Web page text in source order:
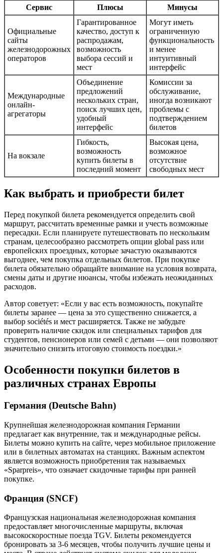
Сервис Плюсы Минусы
Официальные
сайты
железнодорожных
операторов
Гарантированное
качество, доступ к
распродажам,
возможность
выбора сессий и
мест
Могут иметь
ограниченную
функциональность
и менее
интуитивный
интерфейс
Международные
онлайн-
агрегаторы
Объединение
предложений
нескольких стран,
поиск лучших цен,
удобный
интерфейс
Комиссии за
обслуживание,
иногда возникают
проблемы с
подтверждением
билетов
На вокзале
Гибкость,
возможность
купить билеты в
последний момент
Высокая цена,
возможное
отсутствие
свободных мест
Как выбрать и приобрести билет
Перед покупкой билета рекомендуется определить свой
маршрут, рассчитать временные рамки и учесть возможные
пересадки. Если планируете путешествовать по нескольким
странам, целесообразно рассмотреть опции global pass или
европейских проездных, которые зачастую оказываются
выгоднее, чем покупка отдельных билетов. При покупке
билета обязательно обращайте внимание на условия возврата,
смены даты и другие нюансы, чтобы избежать неожиданных
расходов.
Автор советует: «Если у вас есть возможность, покупайте
билеты заранее — цена за это существенно снижается, а
выбор sociétés и мест расширяется. Также не забудьте
проверить наличие скидок или специальных тарифов для
студентов, пенсионеров или семей с детьми — они позволяют
значительно снизить итоговую стоимость поездки.»
Особенности покупки билетов в
различных странах Европы
Германия (Deutsche Bahn)
Крупнейшая железнодорожная компания Германии
предлагает как внутренние, так и международные рейсы.
Билеты можно купить на сайте, через мобильное приложение
или в билетных автоматах на станциях. Важным аспектом
является возможность приобретения так называемых
«Sparpreis», что означает скидочные тарифы при ранней
покупке.
Франция (SNCF)
Французская национальная железнодорожная компания
предоставляет многочисленные маршруты, включая
высокоскоростные поезда TGV. Билеты рекомендуется
бронировать за 3-6 месяцев, чтобы получить лучшие цены и